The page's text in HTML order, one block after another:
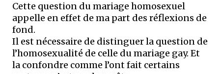
Cette question du mariage homosexuel
appelle en effet de ma part des réflexions de
fond.
Il est nécessaire de distinguer la question de
l’homosexualité de celle du mariage gay. Et
la confondre comme l’ont fait certains